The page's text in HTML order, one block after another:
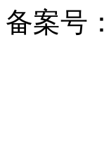
备案号：